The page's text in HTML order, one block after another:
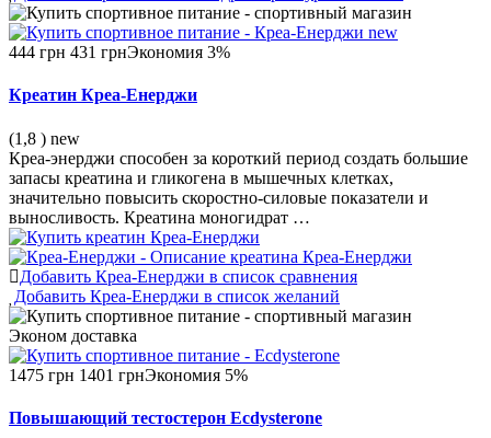
444 грн 431 грнЭкономия 3%
Креатин Креа-Енерджи
(1,8 ) new
Креа-энерджи способен за короткий период создать большие
запасы креатина и гликогена в мышечных клетках,
значительно повысить скоростно-силовые показатели и
выносливость. Креатина моногидрат …
Добавить Креа-Енерджи в список сравнения
Добавить Креа-Енерджи в список желаний
Эконом доставка
1475 грн 1401 грнЭкономия 5%
Повышающий тестостерон Ecdysterone